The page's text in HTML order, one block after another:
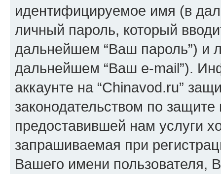
идентифицируемое имя (в
личный пароль, который
дальнейшем “Ваш пароль”) и
дальнейшем “Ваш e-mail”).
аккаунте на “Chinavod.ru”
законодательством по
предоставившей нам услуги
запрашиваемая при
Вашего имени пользователя,